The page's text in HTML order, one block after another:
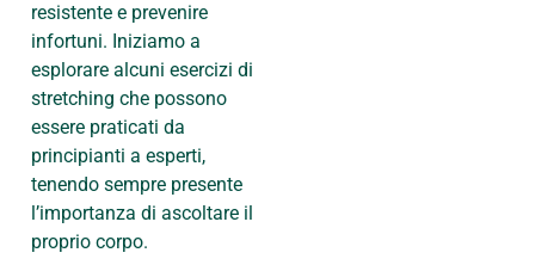
resistente e prevenire
infortuni. Iniziamo a
esplorare alcuni esercizi di
stretching che possono
essere praticati da
principianti a esperti,
tenendo sempre presente
l’importanza di ascoltare il
proprio corpo.